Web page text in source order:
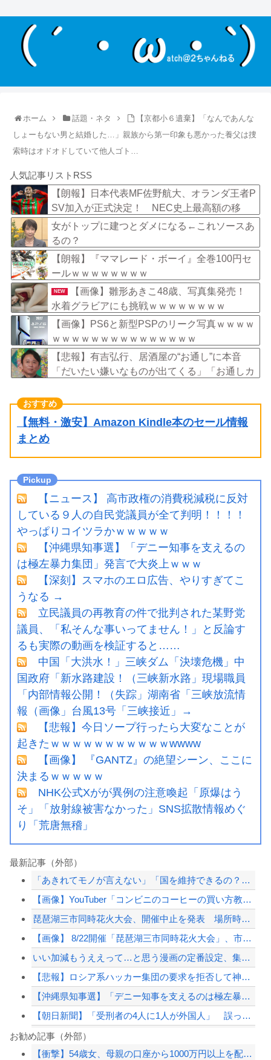
ホーム 話題・ネタ
【京都小６遺棄】「なんであんな
しょーもない男と結婚した…」親族から第一印象も悪かった養父は捜
索時はオドオドしていて他人ゴト…
人気記事リストRSS
【朗報】日本代表MF佐野航大、オランダ王者P
SV加入が正式決定！ NEC史上最高額の移
籍、最大約31億円か！！
女がトップに建つとダメになる←これソースあ
るの？
【朗報】『ママレード・ボーイ』全巻100円セ
ールｗｗｗｗｗｗｗｗ
NEW
【画像】雛形あきこ48歳、写真集発売！
水着グラビアにも挑戦ｗｗｗｗｗｗｗｗ
【画像】PS6と新型PSPのリーク写真ｗｗｗｗ
ｗｗｗｗｗｗｗｗｗｗｗｗｗｗｗ
【悲報】有吉弘行、居酒屋の“お通し”に本音
「だいたい嫌いなものが出てくる」「お通しカ
【無料・激安】Amazon Kindle本のセール情報
まとめ
【ニュース】 高市政権の消費税減税に反対
している９人の自民党議員が全て判明！！！！
やっぱりコイツラかｗｗｗｗｗ
【沖縄県知事選】「デニー知事を支えるの
は極左暴力集団」発言で大炎上ｗｗｗ
【深刻】スマホのエロ広告、やりすぎてこ
うなる →
立民議員の再教育の件で批判された某野党
議員、「私そんな事いってません！」と反論す
るも実際の動画を検証すると……
中国「大洪水！」三峡ダム「決壊危機」中
国政府「新水路建設！（三峡新水路」現場職員
「内部情報公開！（失踪」湖南省「三峡放流情
報（画像」台風13号「三峡接近」→
【悲報】今日ソープ行ったら大変なことが
起きたｗｗｗｗｗｗｗｗｗｗｗwwww
【画像】 『GANTZ』の絶望シーン、ここに
決まるｗｗｗｗｗ
NHK公式Xがが異例の注意喚起「原爆はう
そ」「放射線被害なかった」SNS拡散情報めぐ
り「荒唐無稽」
最新記事（外部）
「あきれてモノが言えない」「国を維持できるの？」外国人の永住許可要件の厳格化で在...
【画像】YouTuber「コンビニのコーヒーの買い方教えます！」→3日でとんでも...
琵琶湖三市同時花火大会、開催中止を発表 場所時刻不明・許可なし・交通整理なし・市...
【画像】 8/22開催「琵琶湖三市同時花火大会」、市公式「そんな花火大会は存在し...
いい加減もうええって…と思う漫画の定番設定、集まるスレ→
【悲報】ロシア系ハッカー集団の要求を拒否して神復旧した大手冷凍ニチレイ、宣言通り...
【沖縄県知事選】「デニー知事を支えるのは極左暴力集団」発言で大炎上ｗｗｗ
【朝日新聞】「受刑者の4人に1人が外国人」 誤った数字が拡散し外国人排斥に 実際...
戦時中、複数の大学で輸血の人体実験…患者にウマなど動物の血使用、死亡例も！
お勧め記事（外部）
【衝撃】54歳女、母親の口座から1000万円以上を配信者に投げ銭→89歳母を殺害...